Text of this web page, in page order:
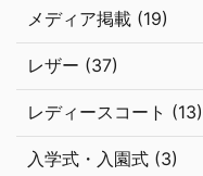
メディア掲載 (19)
レザー (37)
レディースコート (13)
入学式・入園式 (3)